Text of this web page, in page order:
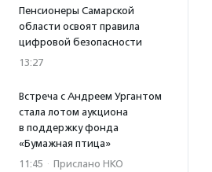
Пенсионеры Самарской
области освоят правила
цифровой безопасности
13:27
Встреча с Андреем Ургантом
стала лотом аукциона
в поддержку фонда
«Бумажная птица»
11:45 · Прислано НКО